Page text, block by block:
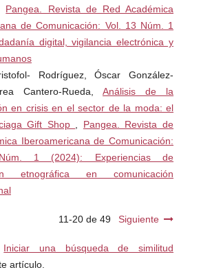
Pangea. Revista de Red Académica
de Comunicación: Vol. 13 Núm. 1
digital, vigilancia electrónica y
Rodríguez, Óscar González-
Cantero-Rueda,Análisis de la
en crisis en el sector de la moda: el
Gift Shop
Pangea. Revista de
Iberoamericana de Comunicación:
1 (2024): Experiencias de
etnográfica en comunicación
11-20 de 49 Siguiente
Iniciar una búsqueda de similitud
artículo.